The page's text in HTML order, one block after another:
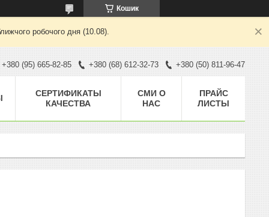
Кошик
робочого дня (10.08).
+380 (95) 665-82-85 +380 (68) 612-32-73 +380 (50) 811-96-47
CЕРТИФИКАТЫ
КАЧЕСТВА
СМИ О
НАС
ПРАЙС
ЛИСТЫ